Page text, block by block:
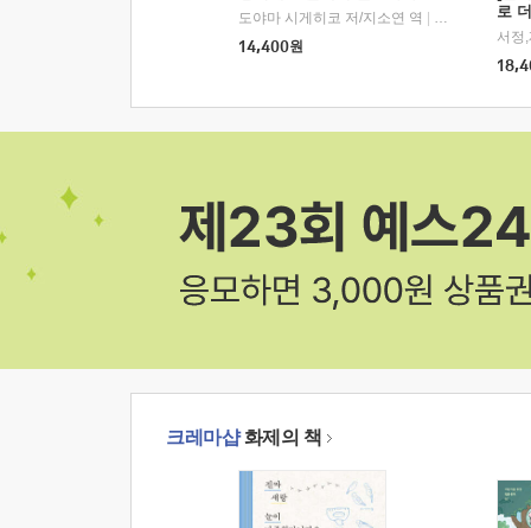
도야마 시게히코 저/지소연 역
알에이치코리
14,400원
로
크레마샵화제의 책